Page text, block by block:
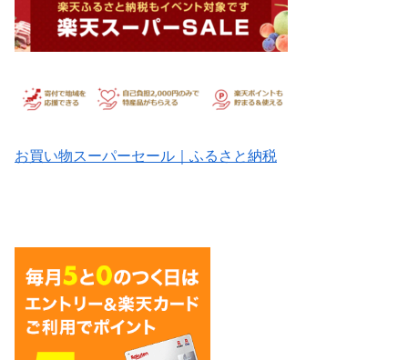
お買い物スーパーセール｜ふるさと納税